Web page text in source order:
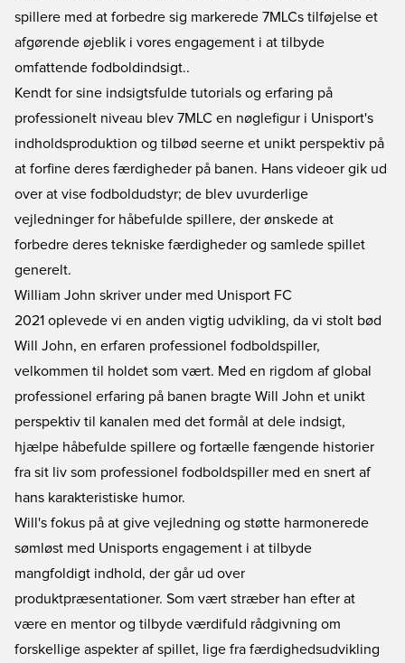
spillere med at forbedre sig markerede 7MLCs tilføjelse et
afgørende øjeblik i vores engagement i at tilbyde
omfattende fodboldindsigt..
Kendt for sine indsigtsfulde tutorials og erfaring på
professionelt niveau blev 7MLC en nøglefigur i Unisport's
indholdsproduktion og tilbød seerne et unikt perspektiv på
at forfine deres færdigheder på banen. Hans videoer gik ud
over at vise fodboldudstyr; de blev uvurderlige
vejledninger for håbefulde spillere, der ønskede at
forbedre deres tekniske færdigheder og samlede spillet
generelt.
William John skriver under med Unisport FC
2021 oplevede vi en anden vigtig udvikling, da vi stolt bød
Will John, en erfaren professionel fodboldspiller,
velkommen til holdet som vært. Med en rigdom af global
professionel erfaring på banen bragte Will John et unikt
perspektiv til kanalen med det formål at dele indsigt,
hjælpe håbefulde spillere og fortælle fængende historier
fra sit liv som professionel fodboldspiller med en snert af
hans karakteristiske humor.
Will's fokus på at give vejledning og støtte harmonerede
sømløst med Unisports engagement i at tilbyde
mangfoldigt indhold, der går ud over
produktpræsentationer. Som vært stræber han efter at
være en mentor og tilbyde værdifuld rådgivning om
forskellige aspekter af spillet, lige fra færdighedsudvikling